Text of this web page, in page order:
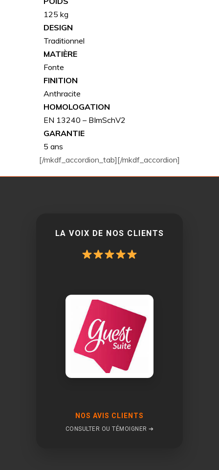
125 kg
DESIGN
Traditionnel
MATIÈRE
Fonte
FINITION
Anthracite
HOMOLOGATION
EN 13240 – BImSchV2
GARANTIE
5 ans
[/mkdf_accordion_tab][/mkdf_accordion]
LA VOIX DE NOS CLIENTS
NOS AVIS CLIENTS
CONSULTER OU TÉMOIGNER ➔